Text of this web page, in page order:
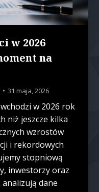
w 2026
na
31 maja, 2026
w 2026 rok
niż jeszcze kilka
wzrostów
i rekordowych
stopniową
inwestorzy oraz
dane